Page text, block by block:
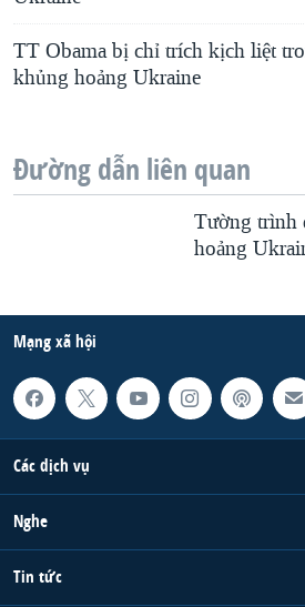
TT Obama bị chỉ trích kịch liệt
khủng hoảng Ukraine
Đường dẫn liên quan
Tường trình
hoảng
Mạng xã hội
Các dịch vụ
Nghe
Tin tức